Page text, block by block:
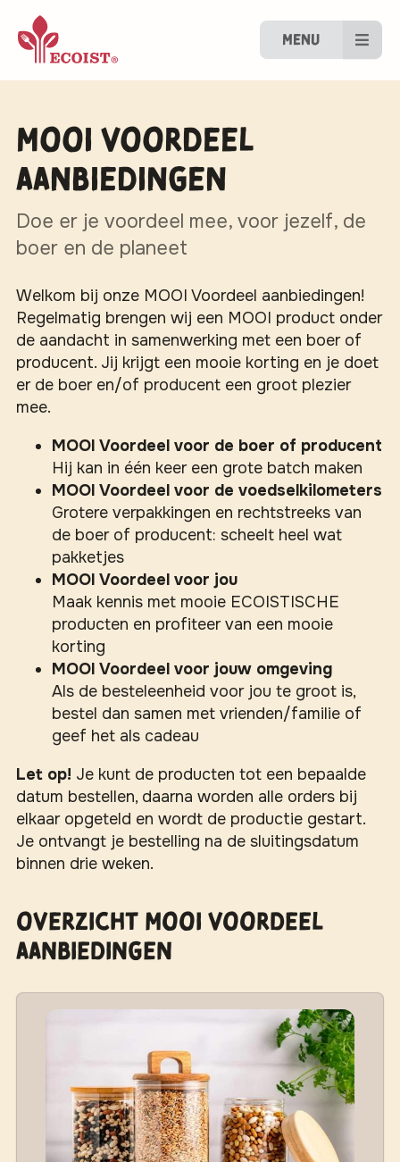
Menu
MOOI Voordeel
aanbiedingen
Doe er je voordeel mee, voor jezelf, de
boer en de planeet
Welkom bij onze MOOI Voordeel aanbiedingen!
Regelmatig brengen wij een MOOI product onder
de aandacht in samenwerking met een boer of
producent. Jij krijgt een mooie korting en je doet
er de boer en/of producent een groot plezier
mee.
MOOI Voordeel voor de boer of producent
Hij kan in één keer een grote batch maken
MOOI Voordeel voor de voedselkilometers
Grotere verpakkingen en rechtstreeks van
de boer of producent: scheelt heel wat
pakketjes
MOOI Voordeel voor jou
Maak kennis met mooie ECOISTISCHE
producten en profiteer van een mooie
korting
MOOI Voordeel voor jouw omgeving
Als de besteleenheid voor jou te groot is,
bestel dan samen met vrienden/familie of
geef het als cadeau
Let op! Je kunt de producten tot een bepaalde
datum bestellen, daarna worden alle orders bij
elkaar opgeteld en wordt de productie gestart.
Je ontvangt je bestelling na de sluitingsdatum
binnen drie weken.
Overzicht MOOI Voordeel
aanbiedingen